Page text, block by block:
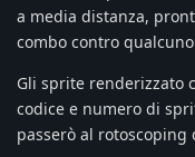
a media distanza,
combo contro
Gli sprite renderizzato
codice e numero di
passerò al